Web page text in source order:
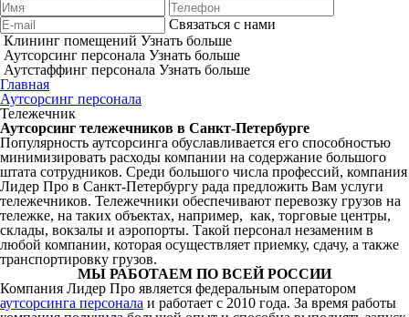
Связаться с нами
Клининг помещений Узнать больше
Аутсорсинг персонала Узнать больше
Аутстаффинг персонала Узнать больше
Главная
Аутсорсинг персонала
Тележечник
Аутсорсинг тележечников в Санкт-Петербурге
Популярность аутсорсинга обуславливается его способностью
минимизировать расходы компании на содержание большого
штата сотрудников. Среди большого числа профессий, компания
Лидер Про в Санкт-Петербургу рада предложить Вам услуги
тележечников. Тележечники обеспечивают перевозку грузов на
тележке, на таких объектах, например, как, торговые центры,
склады, вокзалы и аэропорты. Такой персонал незаменим в
любой компании, которая осуществляет приемку, сдачу, а также
транспортировку грузов.
МЫ РАБОТАЕМ ПО ВСЕЙ РОССИИ
Компания Лидер Про является федеральным оператором
аутсорсинга персонала и работает с 2010 года. За время работы